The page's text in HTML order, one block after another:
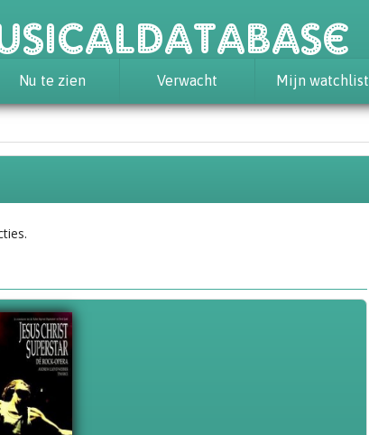
Nu te zien Verwacht Mijn watchlist